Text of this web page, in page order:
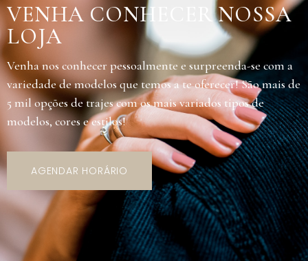
VENHA CONHECER NOSSA
LOJA
Venha nos conhecer pessoalmente e surpreenda-se com a
variedade de modelos que temos a te oferecer! São mais de
5 mil opções de trajes com os mais variados tipos de
modelos, cores e estilos!
AGENDAR HORÁRIO